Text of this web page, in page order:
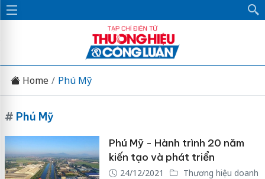
Home Phú Mỹ
# Phú Mỹ
Phú Mỹ - Hành trình 20 năm
kiến tạo và phát triển
24/12/2021
Thương hiệu doanh